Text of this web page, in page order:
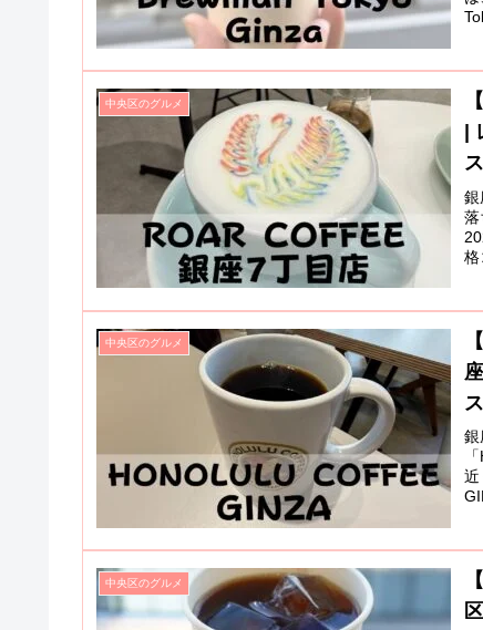
中央区のグルメ
銀
落
格
中央区のグルメ
銀
近
中央区のグルメ